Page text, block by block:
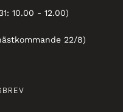
10.00 - 12.00)
22/8)